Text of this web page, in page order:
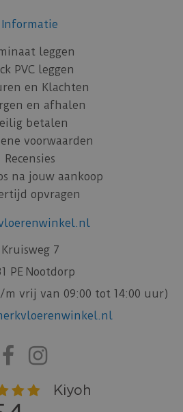
Informatie
leggen
PVC leggen
en Klachten
en afhalen
betalen
voorwaarden
Recensies
na jouw aankoop
opvragen
Kruisweg 7
PE Nootdorp
m vrij van 09:00 tot 14:00 uur)